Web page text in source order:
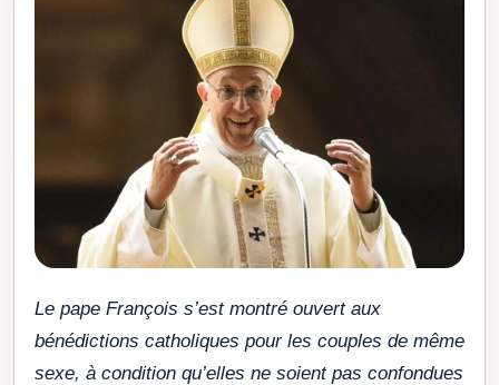
Le pape François s’est montré ouvert aux
bénédictions catholiques pour les couples de même
sexe, à condition qu’elles ne soient pas confondues